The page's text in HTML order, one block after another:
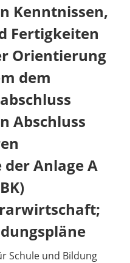
Kenntnissen,
Fertigkeiten
Orientierung
dem
Abschluss
der Anlage A
Schule und Bildung